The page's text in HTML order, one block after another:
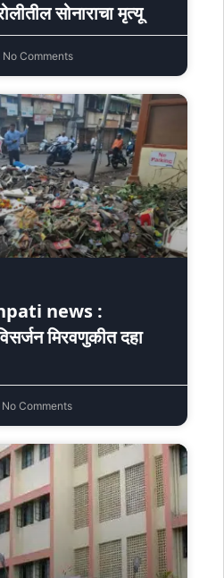
सोनाराचा मृत्यू
No Comments
news :
मिरवणुकीत दहा
No Comments